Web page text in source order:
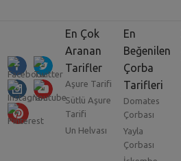
En Çok
Aranan
Tarifler
Aşure Tarifi
Sütlü Aşure
Tarifi
Un Helvası
En
Beğenilen
Çorba
Tarifleri
Domates
Çorbası
Yayla
Çorbası